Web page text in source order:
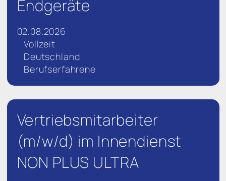
Endgeräte
02.08.2026
Vollzeit
Deutschland
Berufserfahrene
Vertriebsmitarbeiter
(m/w/d) im Innendienst
NON PLUS ULTRA